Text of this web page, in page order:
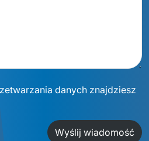
danych znajdziesz
Wyślij wiadomość